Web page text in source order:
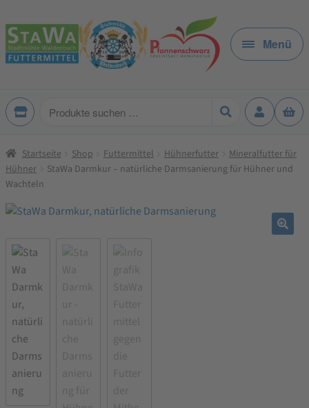
Zur
Navigation
springen
Zum
Inhalt
springen
Menü
Produkte
Startseite Shop Futtermittel Hühnerfutter
Mineralfutter für
Hühner
StaWa Darmkur – natürliche Darmsanierung für Hühner und
Wachteln